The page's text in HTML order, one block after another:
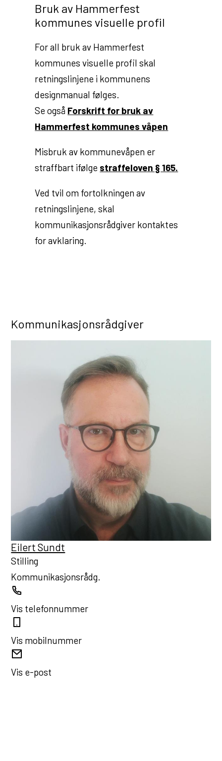
Bruk av Hammerfest
kommunes visuelle profil
For all bruk av Hammerfest
kommunes visuelle profil skal
retningslinjene i kommunens
designmanual følges.
Se også Forskrift for bruk av
Hammerfest kommunes våpen
Misbruk av kommunevåpen er
straffbart ifølge straffeloven § 165.
Ved tvil om fortolkningen av
retningslinjene, skal
kommunikasjonsrådgiver kontaktes
for avklaring.
Kommunikasjonsrådgiver
Eilert Sundt
Stilling
Kommunikasjonsrådg.
Vis telefonnummer
Vis mobilnummer
post
Vis e-post